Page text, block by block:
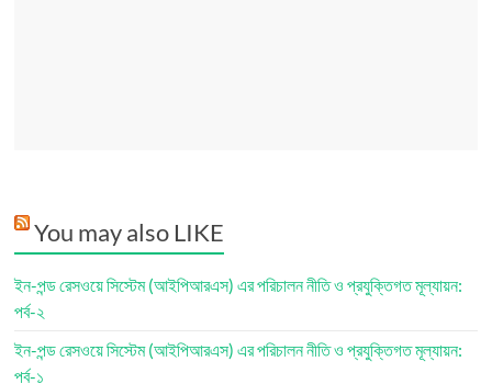
You may also LIKE
ইন-পন্ড রেসওয়ে সিস্টেম (আইপিআরএস) এর পরিচালন নীতি ও প্রযুক্তিগত মূল্যায়ন:
পর্ব-২
ইন-পন্ড রেসওয়ে সিস্টেম (আইপিআরএস) এর পরিচালন নীতি ও প্রযুক্তিগত মূল্যায়ন:
পর্ব-১